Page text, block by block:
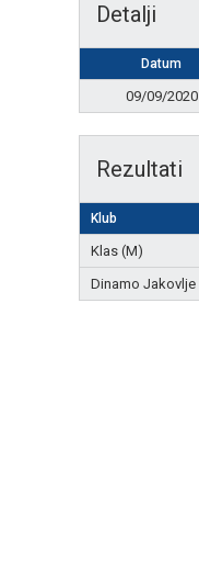
Detalji
Datum
09/09/2020
Rezultati
Klub
Klas (M)
Dinamo Jakovlje